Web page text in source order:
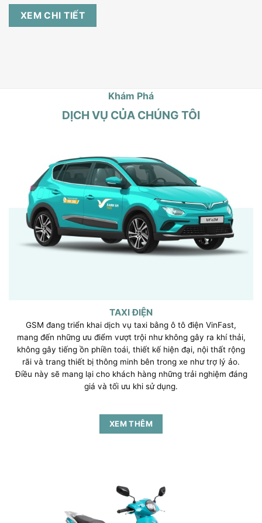
XEM CHI TIẾT
Khám Phá
DỊCH VỤ CỦA CHÚNG TÔI
TAXI ĐIỆN
GSM đang triển khai dịch vụ taxi bằng ô tô điện VinFast,
mang đến những ưu điểm vượt trội như không gây ra khí thải,
không gây tiếng ồn phiền toái, thiết kế hiện đại, nội thất rộng
rãi và trang thiết bị thông minh bên trong xe như trợ lý ảo.
Điều này sẽ mang lại cho khách hàng những trải nghiệm đáng
giá và tối ưu khi sử dụng.
XEM THÊM